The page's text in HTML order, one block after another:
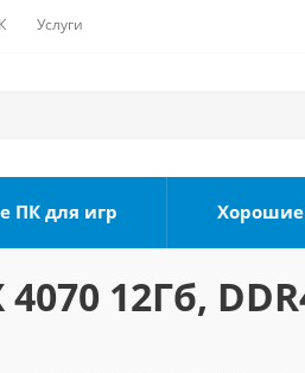
Услуги
ПК для игр Хорошие
12Гб,